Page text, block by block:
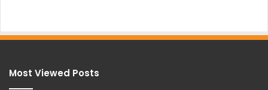
Most Viewed Posts